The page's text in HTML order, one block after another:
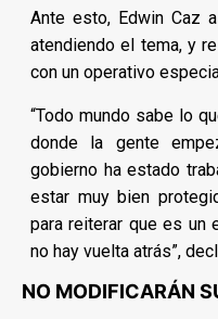
Ante esto, Edwin Caz
atendiendo el tema, y
con un operativo
“Todo mundo sabe lo
donde la gente
gobierno ha estado
estar muy bien
para reiterar que es un
no hay vuelta atrás”,
NO MODIFICARÁN